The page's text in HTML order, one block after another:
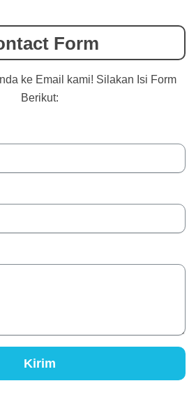
Form
ke Email kami! Silakan Isi Form
Berikut:
Kirim